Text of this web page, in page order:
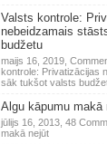
Valsts kontrole:
nebeidzamais
budžetu
maijs 16, 2019,
kontrole: Privatizācijas
sāk tukšot valsts
Algu kāpumu makā
jūlijs 16, 2013, 48
makā nejūt